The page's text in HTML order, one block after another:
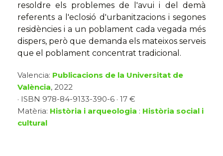
resoldre els problemes de l'avui i del demà
referents a l'eclosió d'urbanitzacions i segones
residències i a un poblament cada vegada més
dispers, però que demanda els mateixos serveis
que el poblament concentrat tradicional.
Valencia: Publicacions de la Universitat de
València, 2022
· ISBN 978-84-9133-390-6 · 17 €
Matèria: Història i arqueologia : Història social i
cultural